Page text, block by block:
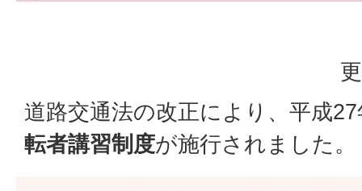
道路交通法の改正により、平成
転者講習制度が施行されました。